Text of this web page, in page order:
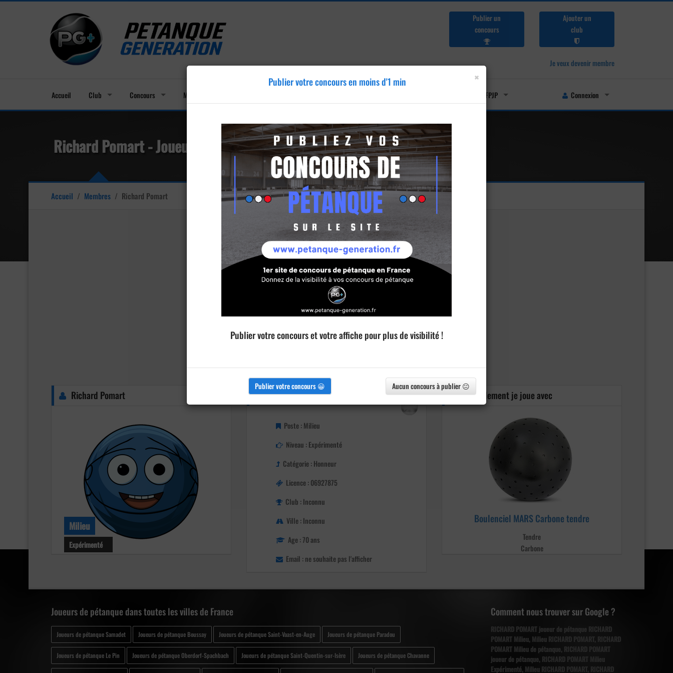
Publier un
concours
Ajouter un
club
Je veux devenir membre
Accueil Club Concours Membres Licenciés FFPJP Connexion
Richard Pomart - Joueur de pétanque
Accueil / Membres / Richard Pomart
Richard Pomart
Milieu
Expérimenté
Détails
Poste : Milieu
Niveau : Expérimenté
Catégorie : Honneur
Licence : 06927875
Club : Inconnu
Ville : Inconnu
Age : 70 ans
Email : ne souhaite pas l'afficher
Actuellement je joue avec
Boulenciel MARS Carbone tendre
Tendre
Carbone
×
Publier votre concours en moins d'1 min
Publier votre concours et votre affiche pour plus de visibilité !
Publier votre concours 😀 Aucun concours à publier 😐
Joueurs de pétanque dans toutes les villes de France
Joueurs de pétanque Samadet Joueurs de pétanque Boussay Joueurs de pétanque Saint-Vaast-en-Auge Joueurs de pétanque Paradou
Joueurs de pétanque Le Pin Joueurs de pétanque Oberdorf-Spachbach Joueurs de pétanque Saint-Quentin-sur-Isère Joueurs de pétanque Chavanne
Comment nous trouver sur Google ?
RICHARD POMART joueur de pétanque RICHARD
POMART Milieu, Milieu RICHARD POMART, RICHARD
POMART Milieu de pétanque, RICHARD POMART
joueur de pétanque, RICHARD POMART Milieu
Expérimenté, Milieu RICHARD POMART, RICHARD